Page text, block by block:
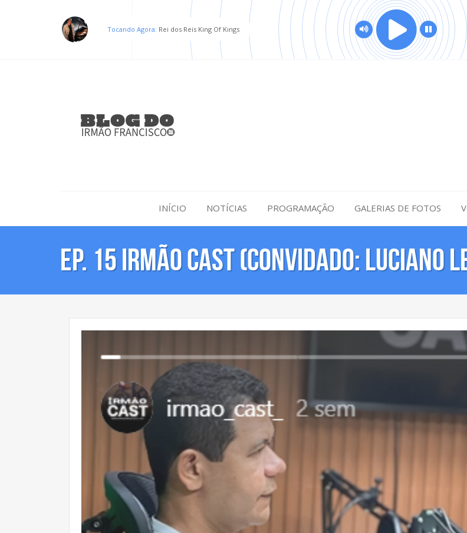
Tocando Agora: Rei dos Reis King Of Kings
INÍCIO NOTÍCIAS PROGRAMAÇÃO GALERIAS DE FOTOS
EP. 15 IRMÃO CAST (CONVIDADO: LUCIANO